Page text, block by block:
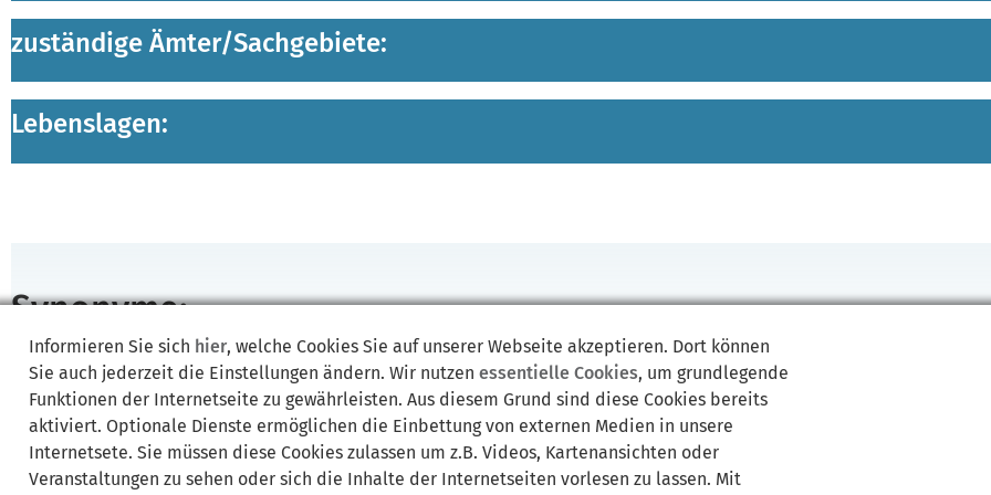
zuständige Ämter/Sachgebiete:
Lebenslagen:
Synonyme:
DEKRA GTÜKÜS TÜV TÜV HessenTÜV NordTÜV Rheinland FahrzeugüberwachungTÜV Rheinland Kraftfahrt
Informieren Sie sich hier, welche Cookies Sie auf unserer Webseite akzeptieren. Dort können
Sie auch jederzeit die Einstellungen ändern. Wir nutzen essentielle Cookies, um grundlegende
Funktionen der Internetseite zu gewährleisten. Aus diesem Grund sind diese Cookies bereits
aktiviert. Optionale Dienste ermöglichen die Einbettung von externen Medien in unsere
Internetsete. Sie müssen diese Cookies zulassen um z.B. Videos, Kartenansichten oder
Veranstaltungen zu sehen oder sich die Inhalte der Internetseiten vorlesen zu lassen. Mit